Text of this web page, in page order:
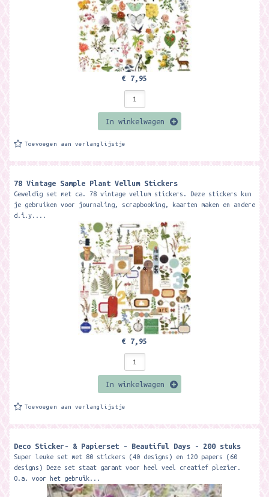
€ 7,95
In winkelwagen
Toevoegen aan verlanglijstje
78 Vintage Sample Plant Vellum Stickers
Geweldig set met ca. 78 vintage vellum stickers. Deze stickers kun
je gebruiken voor journaling, scrapbooking, kaarten maken en andere
d.i.y....
€ 7,95
In winkelwagen
Toevoegen aan verlanglijstje
Deco Sticker- & Papierset - Beautiful Days - 200 stuks
Super leuke set met 80 stickers (40 designs) en 120 papers (60
designs) Deze set staat garant voor heel veel creatief plezier.
O.a. voor het gebruik...